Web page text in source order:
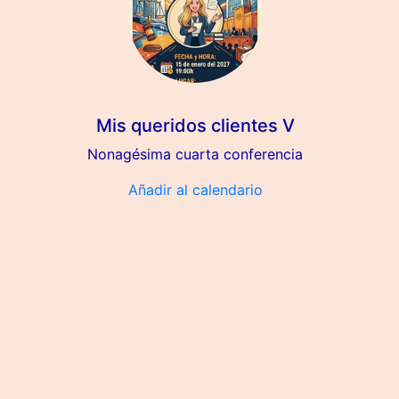
Mis queridos clientes V
Nonagésima cuarta conferencia
Añadir al calendario